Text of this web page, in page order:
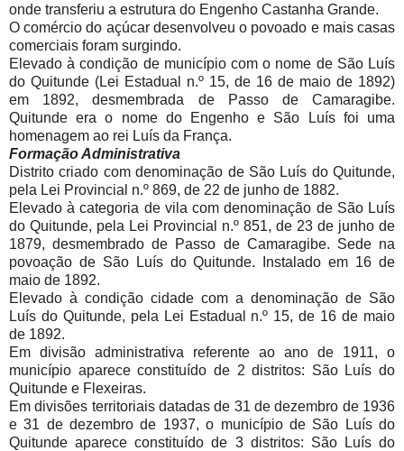
onde transferiu a estrutura do Engenho Castanha Grande.
O comércio do açúcar desenvolveu o povoado e mais casas
comerciais foram surgindo.
Elevado à condição de município com o nome de São Luís
do Quitunde (Lei Estadual n.º 15, de 16 de maio de 1892)
em 1892, desmembrada de Passo de Camaragibe.
Quitunde era o nome do Engenho e São Luís foi uma
homenagem ao rei Luís da França.
Formação Administrativa
Distrito criado com denominação de São Luís do Quitunde,
pela Lei Provincial n.º 869, de 22 de junho de 1882.
Elevado à categoria de vila com denominação de São Luís
do Quitunde, pela Lei Provincial n.º 851, de 23 de junho de
1879, desmembrado de Passo de Camaragibe. Sede na
povoação de São Luís do Quitunde. Instalado em 16 de
maio de 1892.
Elevado à condição cidade com a denominação de São
Luís do Quitunde, pela Lei Estadual n.º 15, de 16 de maio
de 1892.
Em divisão administrativa referente ao ano de 1911, o
município aparece constituído de 2 distritos: São Luís do
Quitunde e Flexeiras.
Em divisões territoriais datadas de 31 de dezembro de 1936
e 31 de dezembro de 1937, o município de São Luís do
Quitunde aparece constituído de 3 distritos: São Luís do